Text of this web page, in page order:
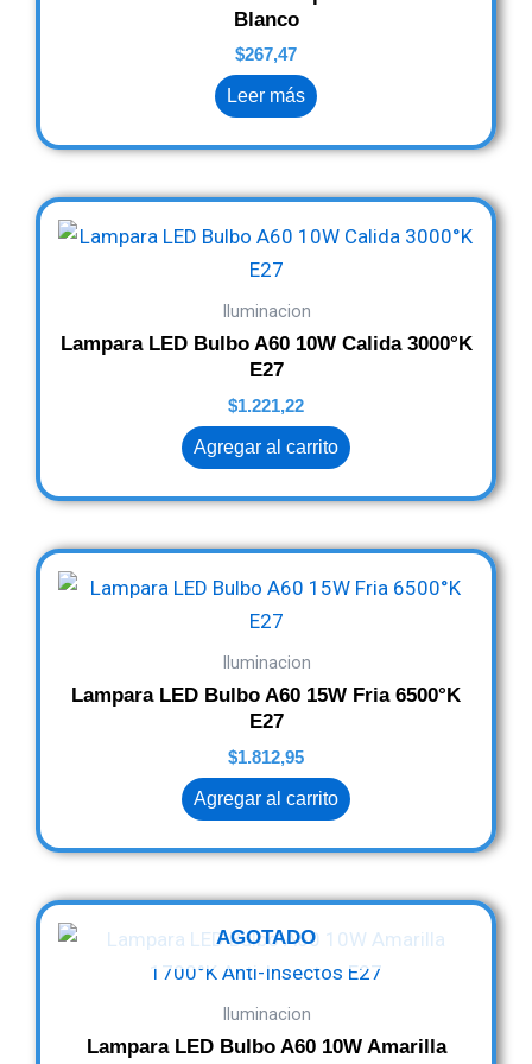
Blanco
$267,47
Leer más
Iluminacion
Lampara LED Bulbo A60 10W Calida 3000°K
E27
$1.221,22
Agregar al carrito
Iluminacion
Lampara LED Bulbo A60 15W Fria 6500°K
E27
$1.812,95
Agregar al carrito
AGOTADO
Iluminacion
Lampara LED Bulbo A60 10W Amarilla